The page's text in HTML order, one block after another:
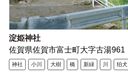
淀姫神社
佐賀県佐賀市富士町大字古湯961
神社 小川 大樹 橋 新緑 川 狛犬